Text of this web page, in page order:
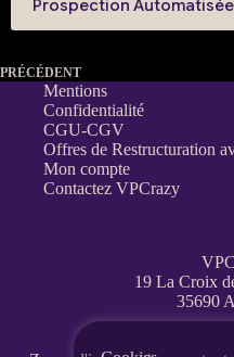
Prospection Automatisée
PRÉCÉDENT
Mentions
Confidentialité
CGU-CGV
Offres de Restructuration
Mon compte
Contactez VPCrazy
19 La Croix
35690